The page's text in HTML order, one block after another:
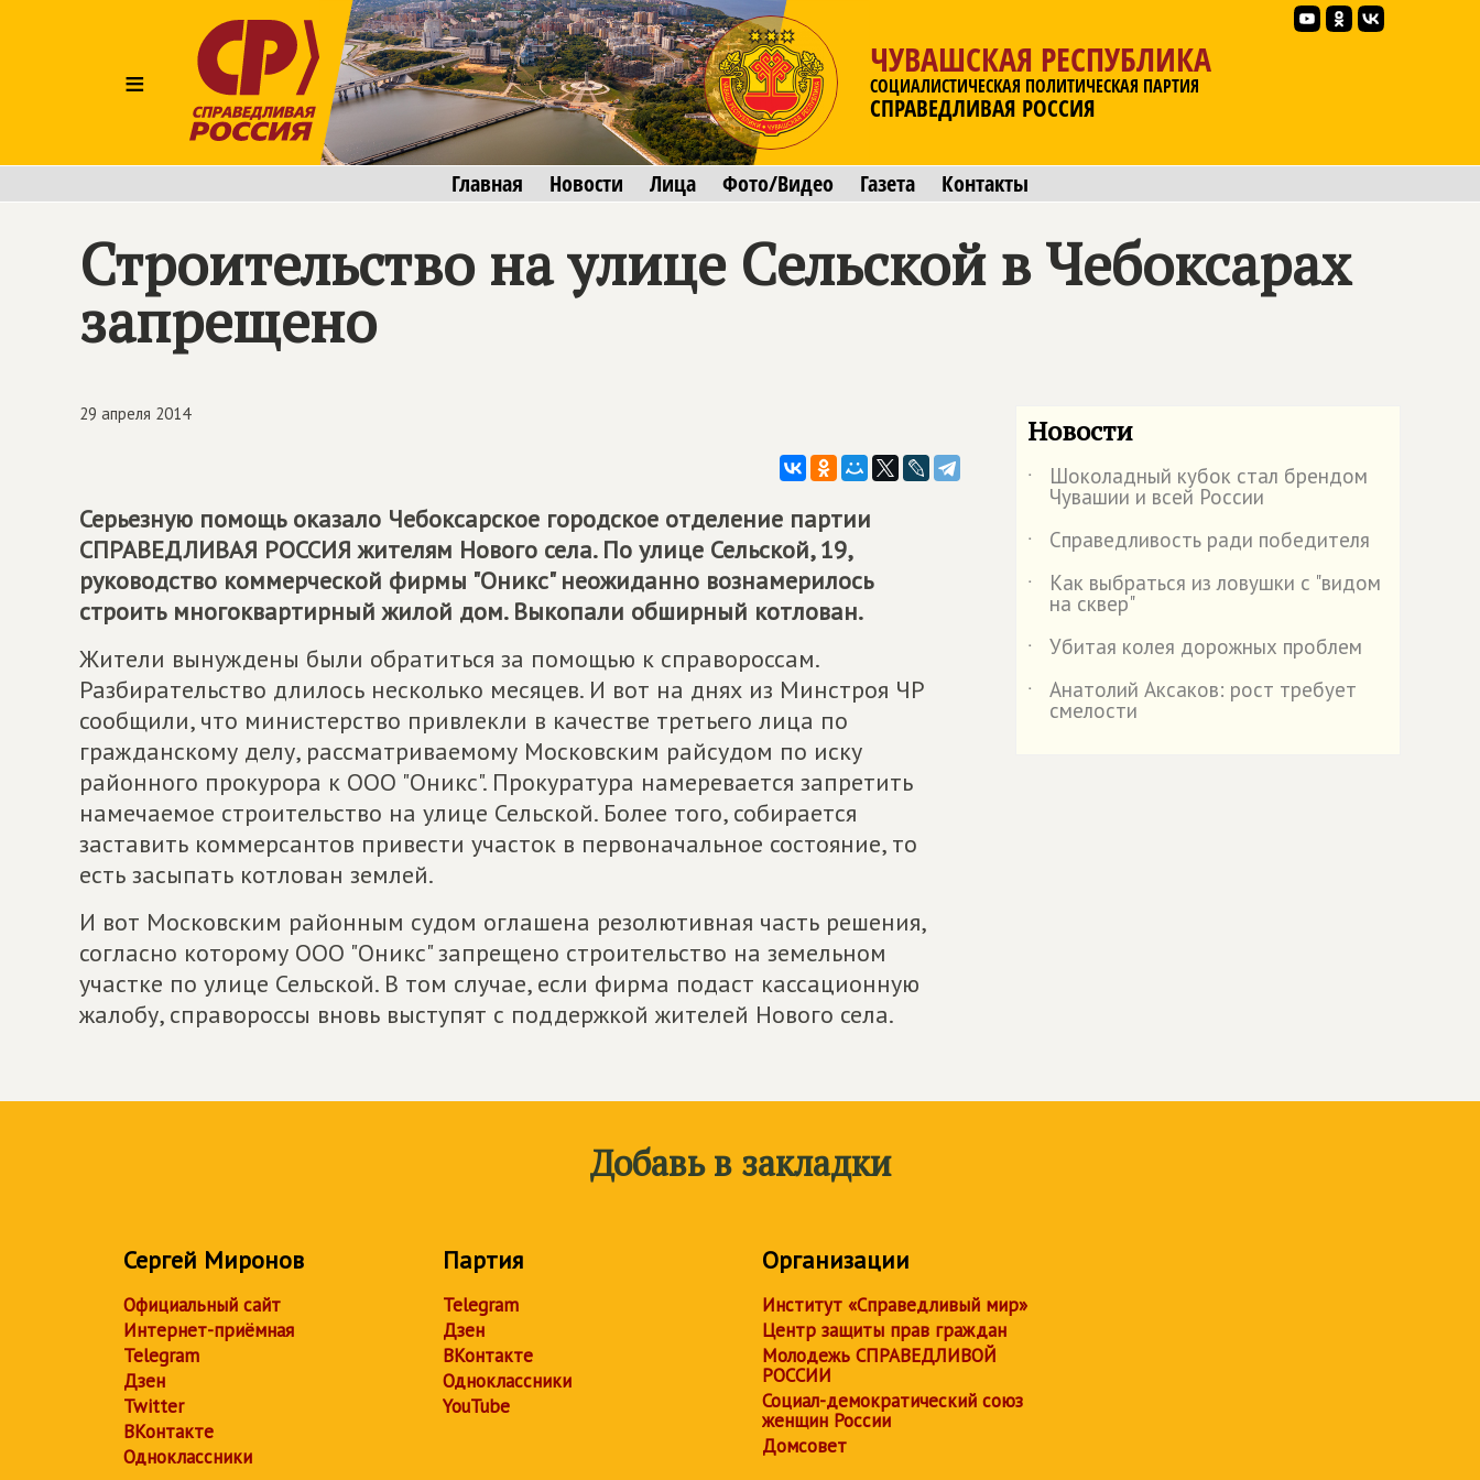
≡
ЧУВАШСКАЯ РЕСПУБЛИКА
СОЦИАЛИСТИЧЕСКАЯ ПОЛИТИЧЕСКАЯ ПАРТИЯ
СПРАВЕДЛИВАЯ РОССИЯ
Главная Новости Лица Фото/Видео Газета Контакты
Строительство на улице Сельской в Чебоксарах
запрещено
29 апреля 2014
Серьезную помощь оказало Чебоксарское городское отделение партии
СПРАВЕДЛИВАЯ РОССИЯ жителям Нового села. По улице Сельской, 19,
руководство коммерческой фирмы "Оникс" неожиданно вознамерилось
строить многоквартирный жилой дом. Выкопали обширный котлован.
Жители вынуждены были обратиться за помощью к справороссам.
Разбирательство длилось несколько месяцев. И вот на днях из Минстроя ЧР
сообщили, что министерство привлекли в качестве третьего лица по
гражданскому делу, рассматриваемому Московским райсудом по иску
районного прокурора к ООО "Оникс". Прокуратура намеревается запретить
намечаемое строительство на улице Сельской. Более того, собирается
заставить коммерсантов привести участок в первоначальное состояние, то
есть засыпать котлован землей.
И вот Московским районным судом оглашена резолютивная часть решения,
согласно которому ООО "Оникс" запрещено строительство на земельном
участке по улице Сельской. В том случае, если фирма подаст кассационную
жалобу, справороссы вновь выступят с поддержкой жителей Нового села.
Новости
˙ Шоколадный кубок стал брендом
Чувашии и всей России
˙
Справедливость ради победителя
˙
Как выбраться из ловушки с "видом
на сквер"
˙
Убитая колея дорожных проблем
˙
Анатолий Аксаков: рост требует
смелости
Добавь в закладки
Сергей Миронов
Официальный сайт
Интернет-приёмная
Telegram
Дзен
Twitter
ВКонтакте
Одноклассники
Партия
Telegram
Дзен
ВКонтакте
Одноклассники
YouTube
Организации
Институт «Справедливый мир»
Центр защиты прав граждан
Молодежь СПРАВЕДЛИВОЙ
РОССИИ
Социал-демократический союз
женщин России
Домсовет